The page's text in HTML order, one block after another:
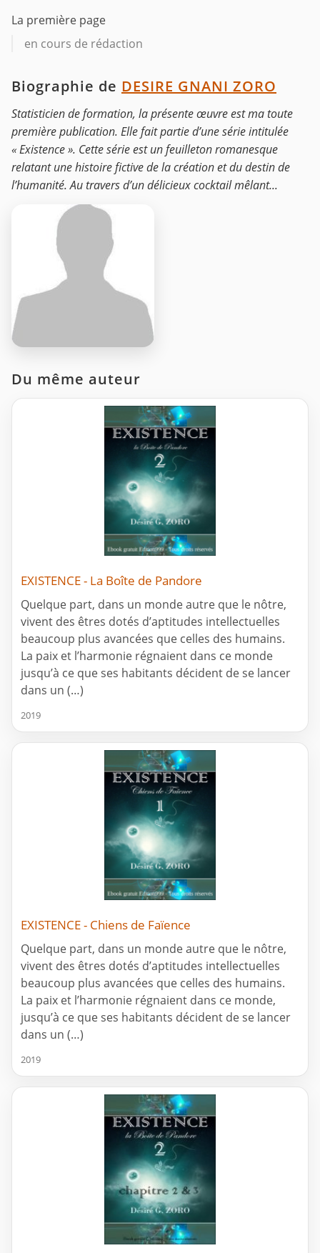
La première page
en cours de rédaction
Biographie de DESIRE GNANI ZORO
Statisticien de formation, la présente œuvre est ma toute
première publication. Elle fait partie d’une série intitulée
« Existence ». Cette série est un feuilleton romanesque
relatant une histoire fictive de la création et du destin de
l’humanité. Au travers d’un délicieux cocktail mêlant...
Du même auteur
EXISTENCE - La Boîte de Pandore
Quelque part, dans un monde autre que le nôtre,
vivent des êtres dotés d’aptitudes intellectuelles
beaucoup plus avancées que celles des humains.
La paix et l’harmonie régnaient dans ce monde
jusqu’à ce que ses habitants décident de se lancer
dans un (…)
2019
EXISTENCE - Chiens de Faïence
Quelque part, dans un monde autre que le nôtre,
vivent des êtres dotés d’aptitudes intellectuelles
beaucoup plus avancées que celles des humains.
La paix et l’harmonie régnaient dans ce monde,
jusqu’à ce que ses habitants décident de se lancer
dans un (…)
2019